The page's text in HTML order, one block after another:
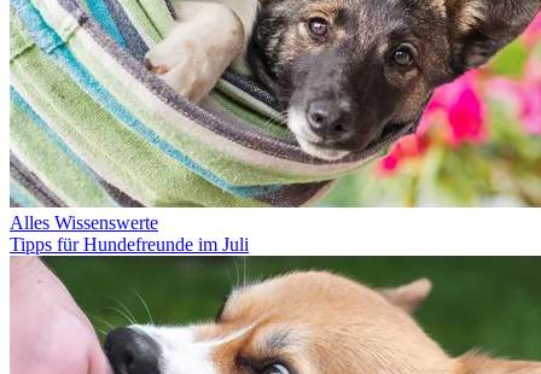
Alles Wissenswerte
Tipps für Hundefreunde im Juli